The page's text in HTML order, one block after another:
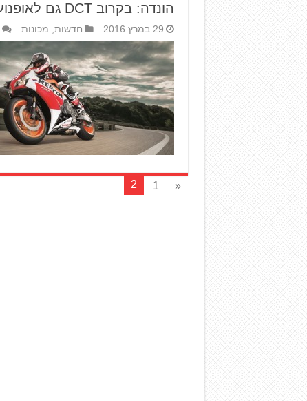
הונדה: בקרוב DCT גם לאופנועי ספורט
29 במרץ 2016 חדשות, מכונות
«
1
2